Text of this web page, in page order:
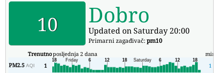
10 Dobro
Updated on Saturday 20:00
Primarni zagađivač:pm10
Trenutnoposljednja 2 dana min
PM2.5AQI 1
1